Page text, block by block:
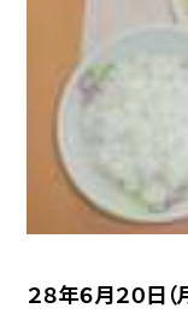
２８年６月２０日（